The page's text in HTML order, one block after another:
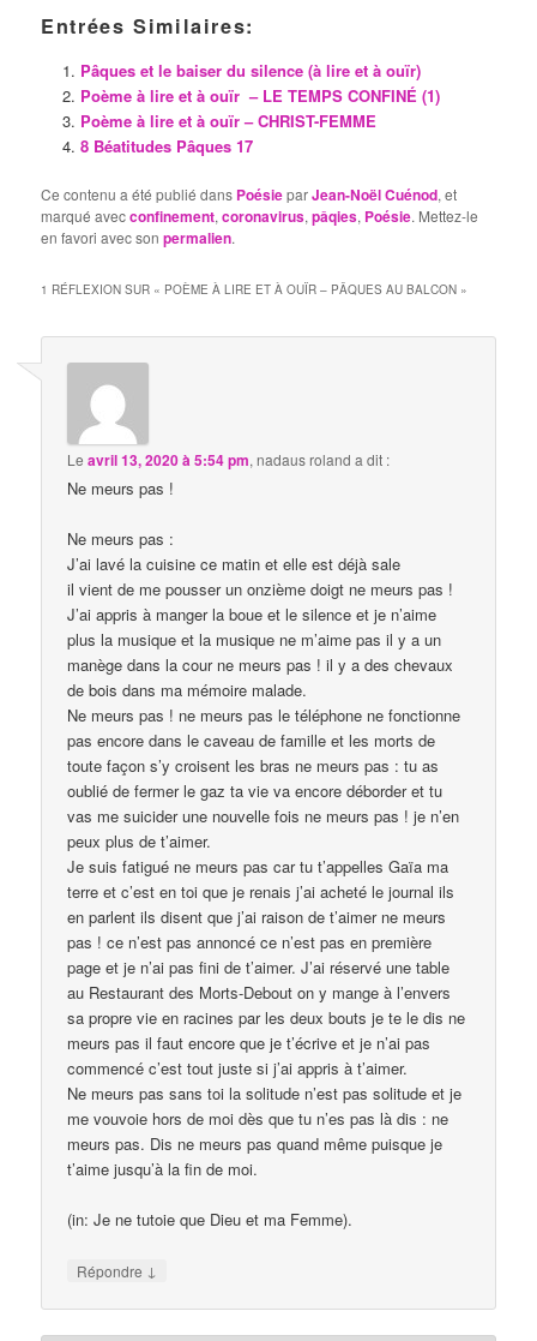
Entrées Similaires:
Pâques et le baiser du silence (à lire et à ouïr)
Poème à lire et à ouïr ­– LE TEMPS CONFINÉ (1)
Poème à lire et à ouïr – CHRIST-FEMME
8 Béatitudes Pâques 17
Ce contenu a été publié dans PoésieparJean-Noël Cuénod, et
marqué avecconfinement,coronavirus,pâqies, Poésie. Mettez-le
en favori avec sonpermalien.
1 RÉFLEXION SUR « POÈME À LIRE ET À OUÏR – PÂQUES AU BALCON »
Leavril 13, 2020 à 5:54 pm,nadaus roland a dit :
Ne meurs pas !
Ne meurs pas :
J’ai lavé la cuisine ce matin et elle est déjà sale
il vient de me pousser un onzième doigt ne meurs pas !
J’ai appris à manger la boue et le silence et je n’aime
plus la musique et la musique ne m’aime pas il y a un
manège dans la cour ne meurs pas ! il y a des chevaux
de bois dans ma mémoire malade.
Ne meurs pas ! ne meurs pas le téléphone ne fonctionne
pas encore dans le caveau de famille et les morts de
toute façon s’y croisent les bras ne meurs pas : tu as
oublié de fermer le gaz ta vie va encore déborder et tu
vas me suicider une nouvelle fois ne meurs pas ! je n’en
peux plus de t’aimer.
Je suis fatigué ne meurs pas car tu t’appelles Gaïa ma
terre et c’est en toi que je renais j’ai acheté le journal ils
en parlent ils disent que j’ai raison de t’aimer ne meurs
pas ! ce n’est pas annoncé ce n’est pas en première
page et je n’ai pas fini de t’aimer. J’ai réservé une table
au Restaurant des Morts-Debout on y mange à l’envers
sa propre vie en racines par les deux bouts je te le dis ne
meurs pas il faut encore que je t’écrive et je n’ai pas
commencé c’est tout juste si j’ai appris à t’aimer.
Ne meurs pas sans toi la solitude n’est pas solitude et je
me vouvoie hors de moi dès que tu n’es pas là dis : ne
meurs pas. Dis ne meurs pas quand même puisque je
t’aime jusqu’à la fin de moi.
(in: Je ne tutoie que Dieu et ma Femme).
Répondre ↓